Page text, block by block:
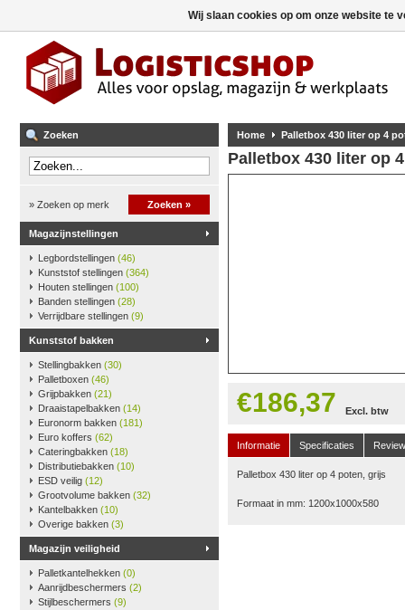
Zoeken
» Zoeken op merk Zoeken »
Magazijnstellingen
Legbordstellingen (46)
Kunststof stellingen (364)
Houten stellingen (100)
Banden stellingen (28)
Verrijdbare stellingen (9)
Kunststof bakken
Stellingbakken (30)
Palletboxen (46)
Grijpbakken (21)
Draaistapelbakken (14)
Euronorm bakken (181)
Euro koffers (62)
Cateringbakken (18)
Distributiebakken (10)
ESD veilig (12)
Grootvolume bakken (32)
Kantelbakken (10)
Overige bakken (3)
Magazijn veiligheid
Palletkantelhekken (0)
Aanrijdbeschermers (2)
Stijlbeschermers (9)
Home Palletbox 430 liter op 4
Palletbox 430 liter op
€186,37 Excl. btw
Informatie Specificaties
Palletbox 430 liter op 4 poten, grijs
Formaat in mm: 1200x1000x580
Wij slaan cookies op om onze website te